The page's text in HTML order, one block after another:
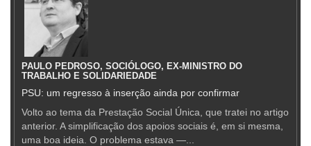
PAULO PEDROSO, SOCIÓLOGO, EX-MINISTRO DO
TRABALHO E SOLIDARIEDADE
PSU: um regresso à inserção ainda por confirmar
Volto ao tema da Prestação Social Única, que tratei no artigo
anterior. A simplificação dos apoios sociais é, em si mesma,
uma boa ideia. O problema estava —...